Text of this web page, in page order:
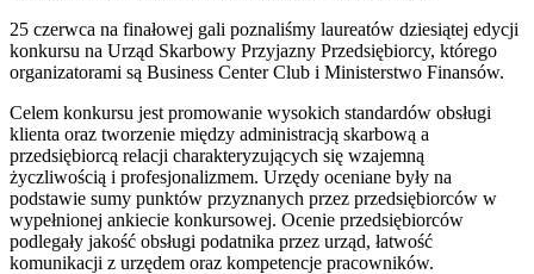
25 czerwca na finałowej gali poznaliśmy laureatów dziesiątej edycji
konkursu na Urząd Skarbowy Przyjazny Przedsiębiorcy, którego
organizatorami są Business Center Club i Ministerstwo Finansów.
Celem konkursu jest promowanie wysokich standardów obsługi
klienta oraz tworzenie między administracją skarbową a
przedsiębiorcą relacji charakteryzujących się wzajemną
życzliwością i profesjonalizmem. Urzędy oceniane były na
podstawie sumy punktów przyznanych przez przedsiębiorców w
wypełnionej ankiecie konkursowej. Ocenie przedsiębiorców
podlegały jakość obsługi podatnika przez urząd, łatwość
komunikacji z urzędem oraz kompetencje pracowników.